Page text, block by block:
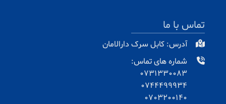
تماس با ما
آدرس: کابل سرک دارالامان
شماره های تماس:
0731330083
0744499934
0703200140